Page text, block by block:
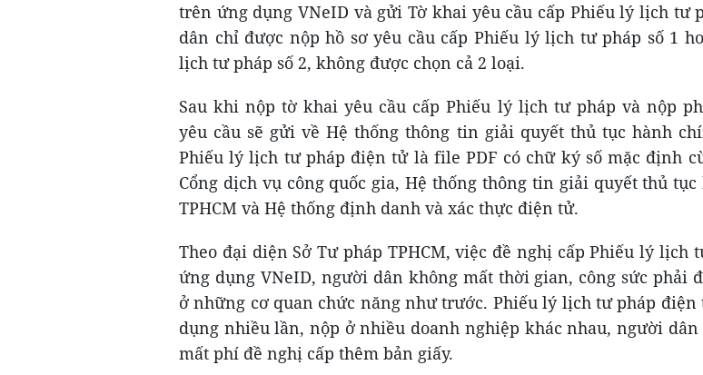
trên ứng dụng VNeID và gửi Tờ khai yêu cầu cấp Phiếu lý lịch tư
dân chỉ được nộp hồ sơ yêu cầu cấp Phiếu lý lịch tư pháp số 1
lịch tư pháp số 2, không được chọn cả 2 loại.
Sau khi nộp tờ khai yêu cầu cấp Phiếu lý lịch tư pháp và nộp
yêu cầu sẽ gửi về Hệ thống thông tin giải quyết thủ tục hành
Phiếu lý lịch tư pháp điện tử là file PDF có chữ ký số mặc định
Cổng dịch vụ công quốc gia, Hệ thống thông tin giải quyết thủ
TPHCM và Hệ thống định danh và xác thực điện tử.
Theo đại diện Sở Tư pháp TPHCM, việc đề nghị cấp Phiếu lý lịch
ứng dụng VNeID, người dân không mất thời gian, công sức phải
ở những cơ quan chức năng như trước. Phiếu lý lịch tư pháp điện
dụng nhiều lần, nộp ở nhiều doanh nghiệp khác nhau, người
mất phí đề nghị cấp thêm bản giấy.